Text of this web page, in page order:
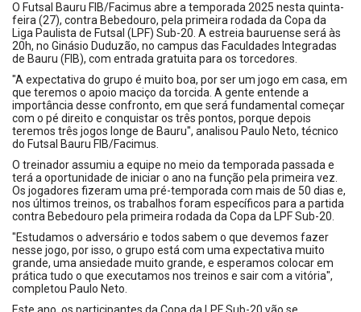
O Futsal Bauru FIB/Facimus abre a temporada 2025 nesta quinta-
feira (27), contra Bebedouro, pela primeira rodada da Copa da
Liga Paulista de Futsal (LPF) Sub-20. A estreia bauruense será às
20h, no Ginásio Duduzão, no campus das Faculdades Integradas
de Bauru (FIB), com entrada gratuita para os torcedores.
"A expectativa do grupo é muito boa, por ser um jogo em casa, em
que teremos o apoio maciço da torcida. A gente entende a
importância desse confronto, em que será fundamental começar
com o pé direito e conquistar os três pontos, porque depois
teremos três jogos longe de Bauru", analisou Paulo Neto, técnico
do Futsal Bauru FIB/Facimus.
O treinador assumiu a equipe no meio da temporada passada e
terá a oportunidade de iniciar o ano na função pela primeira vez.
Os jogadores fizeram uma pré-temporada com mais de 50 dias e,
nos últimos treinos, os trabalhos foram específicos para a partida
contra Bebedouro pela primeira rodada da Copa da LPF Sub-20.
"Estudamos o adversário e todos sabem o que devemos fazer
nesse jogo, por isso, o grupo está com uma expectativa muito
grande, uma ansiedade muito grande, e esperamos colocar em
prática tudo o que executamos nos treinos e sair com a vitória",
completou Paulo Neto.